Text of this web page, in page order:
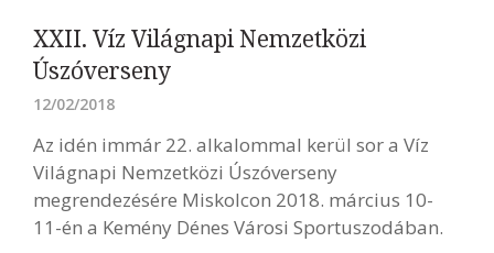
XXII. Víz Világnapi Nemzetközi
Úszóverseny
12/02/2018
Az idén immár 22. alkalommal kerül sor a Víz
Világnapi Nemzetközi Úszóverseny
megrendezésére Miskolcon 2018. március 10-
11-én a Kemény Dénes Városi Sportuszodában.